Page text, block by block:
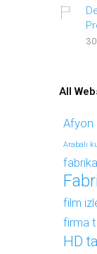
All
Afyon
Arabalı
film
firma
HD